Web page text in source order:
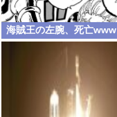
海賊王の左腕、死亡www